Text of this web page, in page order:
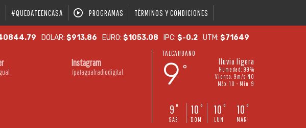
#QUEDATEENCASA PROGRAMAS TÉRMINOS Y CONDICIONES
DOLAR:$913.86 EURO:$1053.08 IPC:$-0.2 UTM:$71649
Instagram
/patagualradiodigital
TALCAHUANO
9 °
lluvia ligera
Humedad: 99%
Viento: 9m/s NO
Máx: 10 • Mín: 9
9 °
SAB
10 °
DOM
10 °
LUN
10 °
MAR